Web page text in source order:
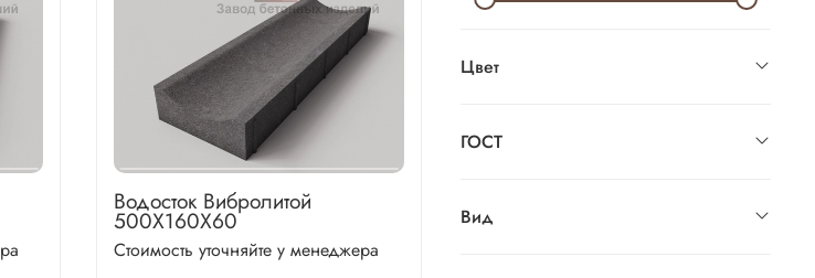
Водосток Вибролитой
500Х160Х60
Стоимость уточняйте у менеджера
Цвет
ГОСТ
Вид